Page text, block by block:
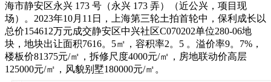
海市静安区永兴 173 号（永兴 173 弄）（近公兴，项目现
场）。2023年10月11日，上海第三轮土拍首轮中，保利成长以
总价154612万元成交静安区中兴社区C070202单位280-06地
块，地块出让面积7616。5㎡，容积率2。5 。溢价率9。7%，
楼板价81375元/㎡，拆修尺度4000元/㎡，房地联动价高层
125000元/㎡，风貌别墅180000元/㎡。